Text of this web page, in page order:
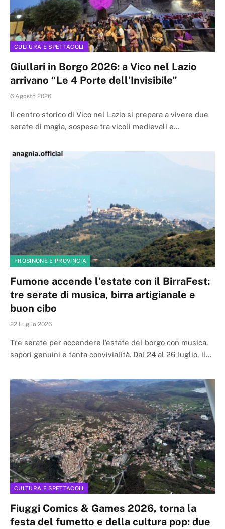
CULTURA E SPETTACOLI
Giullari in Borgo 2026: a Vico nel Lazio
arrivano “Le 4 Porte dell’Invisibile”
6 Agosto 2026
Il centro storico di Vico nel Lazio si prepara a vivere due
serate di magia, sospesa tra vicoli medievali e…
FROSINONE E PROVINCIA
Fumone accende l’estate con il BirraFest:
tre serate di musica, birra artigianale e
buon cibo
22 Luglio 2026
Tre serate per accendere l’estate del borgo con musica,
sapori genuini e tanta convivialità. Dal 24 al 26 luglio, il…
CULTURA E SPETTACOLI
Fiuggi Comics & Games 2026, torna la
festa del fumetto e della cultura pop: due